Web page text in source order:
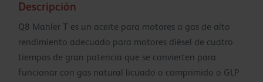
Descripción
Q8 Mahler T es un aceite para motores a gas de alto
rendimiento adecuado para motores diésel de cuatro
tiempos de gran potencia que se convierten para
funcionar con gas natural licuado o comprimido o GLP